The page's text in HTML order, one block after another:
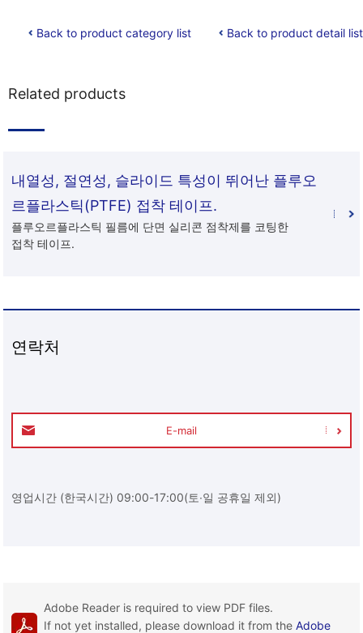
Back to product category list Back to product detail list
Related products
내열성, 절연성, 슬라이드 특성이 뛰어난 플루오
르플라스틱(PTFE) 접착 테이프.
플루오르플라스틱 필름에 단면 실리콘 점착제를 코팅한
접착 테이프.
연락처
E-mail
영업시간 (한국시간) 09:00-17:00(토∙일 공휴일 제외)
Adobe Reader is required to view PDF files.
If not yet installed, please download it from theAdobe